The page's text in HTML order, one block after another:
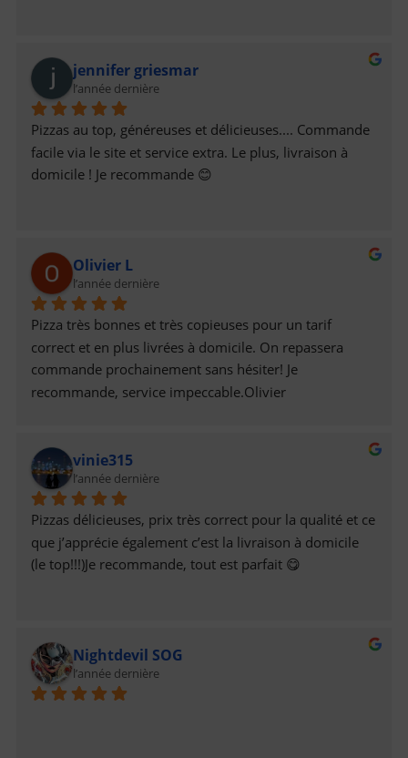
jennifer griesmar
l’année dernière
Pizzas au top, généreuses et délicieuses.... Commande
facile via le site et service extra. Le plus, livraison à
domicile ! Je recommande 😊
Olivier L
l’année dernière
Pizza très bonnes et très copieuses pour un tarif
correct et en plus livrées à domicile. On repassera
commande prochainement sans hésiter! Je
recommande, service impeccable.Olivier
vinie315
l’année dernière
Pizzas délicieuses, prix très correct pour la qualité et ce
que j’apprécie également c’est la livraison à domicile
(le top!!!)Je recommande, tout est parfait 😋
Nightdevil SOG
l’année dernière